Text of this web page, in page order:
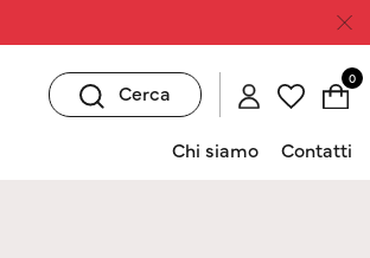
Cerca
0
Chi siamo Contatti